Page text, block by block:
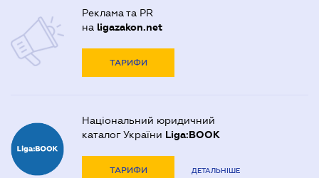
Реклама та PR
на ligazakon.net
ТАРИФИ
Національний юридичний
каталог України Liga:BOOK
ТАРИФИ ДЕТАЛЬНІШЕ